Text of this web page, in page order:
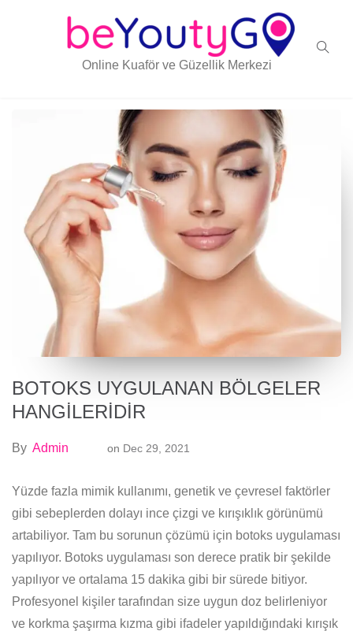
Online Kuaför ve Güzellik Merkezi
BOTOKS UYGULANAN BÖLGELER
HANGİLERİDİR
By Admin on Dec 29, 2021
Yüzde fazla mimik kullanımı, genetik ve çevresel faktörler
gibi sebeplerden dolayı ince çizgi ve kırışıklık görünümü
artabiliyor. Tam bu sorunun çözümü için botoks uygulaması
yapılıyor. Botoks uygulaması son derece pratik bir şekilde
yapılıyor ve ortalama 15 dakika gibi bir sürede bitiyor.
Profesyonel kişiler tarafından size uygun doz belirleniyor
ve korkma şaşırma kızma gibi ifadeler yapıldığındaki kırışık